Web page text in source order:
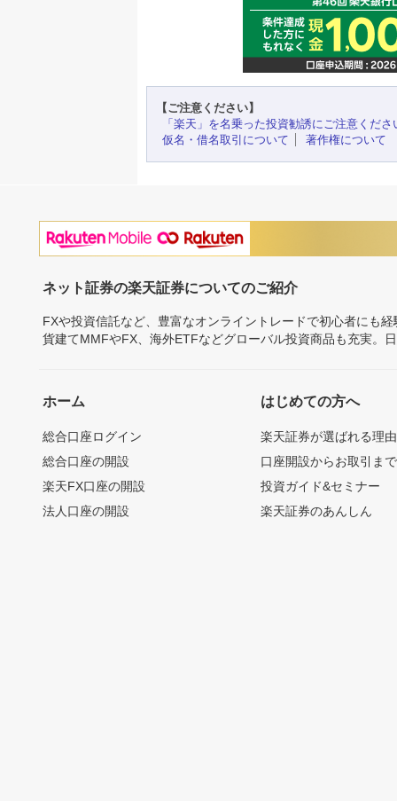
【ご注意ください】
「楽天」を名乗った投資勧誘にご注意くださ
仮名・借名取引について
著作権について
ネット証券の楽天証券についてのご紹介
FXや投資信託など、豊富なオンライントレードで初心者にも
貨建てMMFやFX、海外ETFなどグローバル投資商品も充実。
ホーム
総合口座ログイン
総合口座の開設
楽天FX口座の開設
法人口座の開設
はじめての方へ
楽天証券が選ばれる理由
口座開設からお取引ま
投資ガイド&セミナー
楽天証券のあんしん